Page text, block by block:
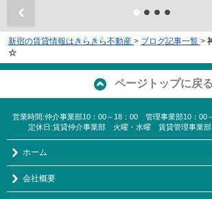
新宿の賃貸情報はきらきら不動産 > ブログ記事一覧 >
☆
ページトップに戻る
営業時間:仲介事業部10：00～18：00 管理事業部10：00
定休日:賃貸仲介事業部 火曜・水曜 賃貸管理事業
ホーム
会社概要